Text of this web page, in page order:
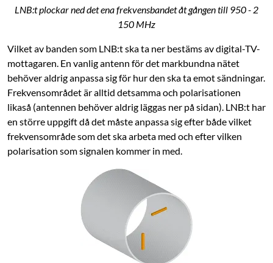
LNB:t plockar ned det ena frekvensbandet åt gången till 950 - 2
150 MHz
Vilket av banden som LNB:t ska ta ner bestäms av digital-TV-
mottagaren. En vanlig antenn för det markbundna nätet
behöver aldrig anpassa sig för hur den ska ta emot sändningar.
Frekvensområdet är alltid detsamma och polarisationen
likaså (antennen behöver aldrig läggas ner på sidan). LNB:t har
en större uppgift då det måste anpassa sig efter både vilket
frekvensområde som det ska arbeta med och efter vilken
polarisation som signalen kommer in med.